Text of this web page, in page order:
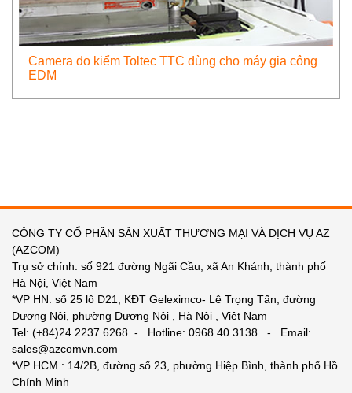
Camera đo kiểm Toltec TTC dùng cho máy gia công
EDM
CÔNG TY CỔ PHẦN SẢN XUẤT THƯƠNG MẠI VÀ DỊCH VỤ AZ
(AZCOM)
Trụ sở chính: số 921 đường Ngãi Cầu, xã An Khánh, thành phố
Hà Nội, Việt Nam
*VP HN: số 25 lô D21, KĐT Geleximco- Lê Trọng Tấn, đường
Dương Nội, phường Dương Nội , Hà Nội , Việt Nam
Tel: (+84)24.2237.6268 - Hotline: 0968.40.3138 - Email:
sales@azcomvn.com
*VP HCM : 14/2B, đường số 23, phường Hiệp Bình, thành phố Hồ
Chính Minh